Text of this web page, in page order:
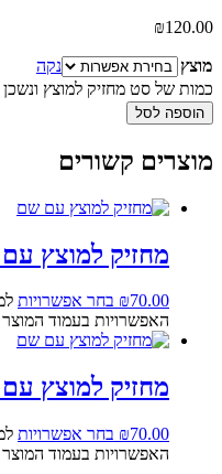
₪120.00
מוצץ
נקה
כמות של סט מחזיק למוצץ ונשכן
הוספה לסל
מוצרים קשורים
מחזיק למוצץ
₪70.00 בחר אפשרויות
האפשרויות בעמוד המוצר
מחזיק למוצץ
₪70.00 בחר אפשרויות
האפשרויות בעמוד המוצר